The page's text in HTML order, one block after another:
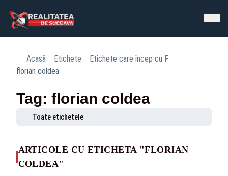
Acasă Etichete
Etichete care încep cu F
florian coldea
Tag: florian coldea
Toate etichetele
ARTICOLE CU ETICHETA "FLORIAN
COLDEA"